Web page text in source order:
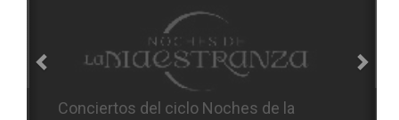
Conciertos del ciclo Candlelight en